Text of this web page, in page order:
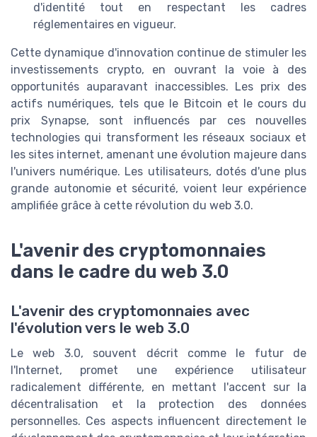
d'identité tout en respectant les cadres
réglementaires en vigueur.
Cette dynamique d'innovation continue de stimuler les
investissements crypto, en ouvrant la voie à des
opportunités auparavant inaccessibles. Les prix des
actifs numériques, tels que le Bitcoin et le cours du
prix Synapse, sont influencés par ces nouvelles
technologies qui transforment les réseaux sociaux et
les sites internet, amenant une évolution majeure dans
l'univers numérique. Les utilisateurs, dotés d'une plus
grande autonomie et sécurité, voient leur expérience
amplifiée grâce à cette révolution du web 3.0.
L'avenir des cryptomonnaies
dans le cadre du web 3.0
L'avenir des cryptomonnaies avec
l'évolution vers le web 3.0
Le web 3.0, souvent décrit comme le futur de
l'Internet, promet une expérience utilisateur
radicalement différente, en mettant l'accent sur la
décentralisation et la protection des données
personnelles. Ces aspects influencent directement le